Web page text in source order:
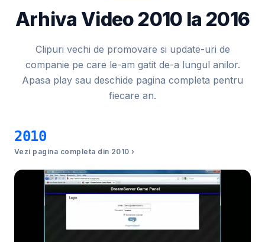
Arhiva Video 2010 la 2016
Clipuri vechi de promovare si update-uri de
companie pe care le-am gatit de-a lungul anilor.
Apasa play sau deschide pagina completa pentru
fiecare an.
2010
Vezi pagina completa din 2010 ›